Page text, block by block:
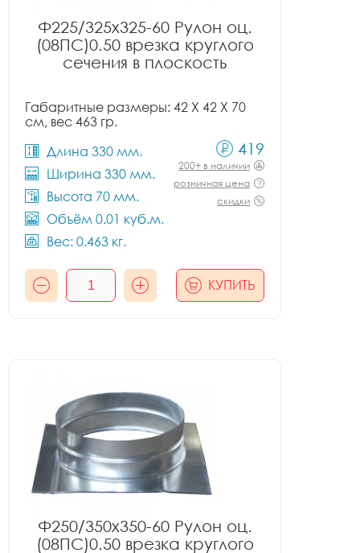
Ф225/325x325-60 Рулон оц.
(08ПС)0.50 врезка круглого
сечения в плоскость
Габаритные размеры: 42 X 42 X 70
см, вес 463 гр.
Длина 330 мм.
Ширина 330 мм.
Высота 70 мм.
Объём 0.01 куб.м.
Вес: 0.463 кг.
419
200+ в наличии
розничная цена
скидки
КУПИТЬ
Ф250/350x350-60 Рулон оц.
(08ПС)0.50 врезка круглого